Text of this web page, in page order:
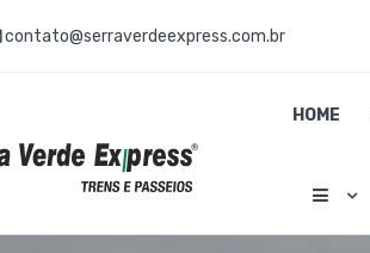
contato@serraverdeexpress.com.br
HOME